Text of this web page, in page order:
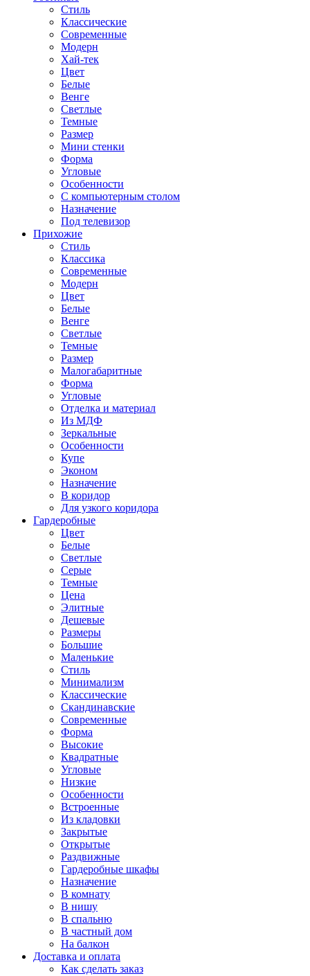
Стиль
Классические
Современные
Модерн
Хай-тек
Цвет
Белые
Венге
Светлые
Темные
Размер
Мини стенки
Форма
Угловые
Особенности
С компьютерным столом
Назначение
Под телевизор
Прихожие
Стиль
Классика
Современные
Модерн
Цвет
Белые
Венге
Светлые
Темные
Размер
Малогабаритные
Форма
Угловые
Отделка и материал
Из МДФ
Зеркальные
Особенности
Купе
Эконом
Назначение
В коридор
Для узкого коридора
Гардеробные
Цвет
Белые
Светлые
Серые
Темные
Цена
Элитные
Дешевые
Размеры
Большие
Маленькие
Стиль
Минимализм
Классические
Скандинавские
Современные
Форма
Высокие
Квадратные
Угловые
Низкие
Особенности
Встроенные
Из кладовки
Закрытые
Открытые
Раздвижные
Гардеробные шкафы
Назначение
В комнату
В нишу
В спальню
В частный дом
На балкон
Доставка и оплата
Как сделать заказ